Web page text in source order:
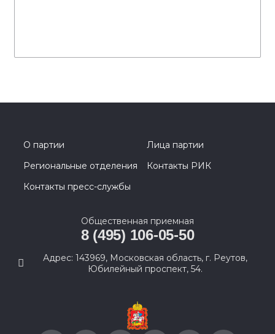
О партии
Лица партии
Региональные отделения
Контакты РИК
Контакты пресс-службы
Общественная приемная
8 (495) 106-05-50
Адрес: 143969, Московская область, г. Реутов,
Юбилейный проспект, 54.